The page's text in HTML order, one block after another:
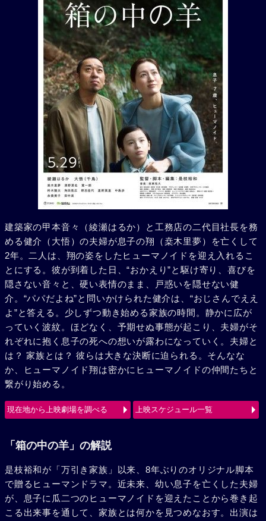
建築家の甲本音々（綾瀬はるか）と工務店の二代目社長を務
める健介（大悟）の夫婦が息子の翔（桒木里夢）を亡くして
2年。二人は、翔の姿をしたヒューマノイドを迎え入れるこ
とにする。彼が到着した日、“おかえり”と駆け寄り、喜びを
隠さない音々と、硬い表情のまま、戸惑いを隠せない健
介。“パパだよね”と問いかけられた健介は、“おじさんでええ
よ”と答える。少しずつ動き始める家族の時間。静かに広が
っていく波紋。ほどなく、予期せぬ事態が起こり、夫婦がそ
れぞれに抱く息子の死への想いが露わになっていく。夫婦と
は？ 家族とは？ 彼らは大きな決断に迫られる。そんなな
か、ヒューマノイド翔は密かにヒューマノイドの仲間たちと
繋がり始める。
現在地から上映劇場を調べる 上映スケジュール一覧
「箱の中の羊」の解説
是枝裕和が「万引き家族」以来、8年ぶりのオリジナル脚本
で贈るヒューマンドラマ。近未来、幼い息子を亡くした夫婦
が、息子に瓜二つのヒューマノイドを迎えたことから巻き起
こる出来事を通して、家族とは何かを見つめなおす。出演は